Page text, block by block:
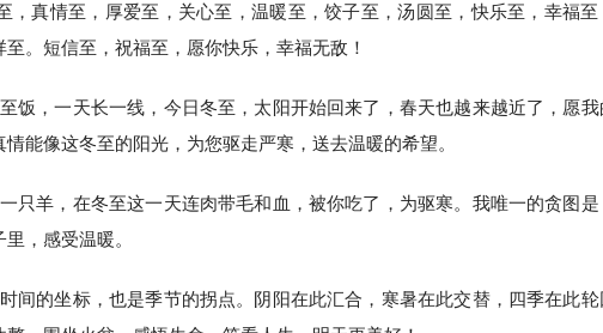
，真情至，厚爱至，关心至，温暖至，饺子至，汤圆至，快乐至，幸福至
至。短信至，祝福至，愿你快乐，幸福无敌！
饭，一天长一线，今日冬至，太阳开始回来了，春天也越来越近了，愿我
情能像这冬至的阳光，为您驱走严寒，送去温暖的希望。
只羊，在冬至这一天连肉带毛和血，被你吃了，为驱寒。我唯一的贪图是
，感受温暖。
间的坐标，也是季节的拐点。阴阳在此汇合，寒暑在此交替，四季在此轮